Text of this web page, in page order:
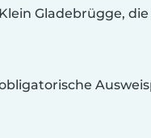
Gladebrügge,